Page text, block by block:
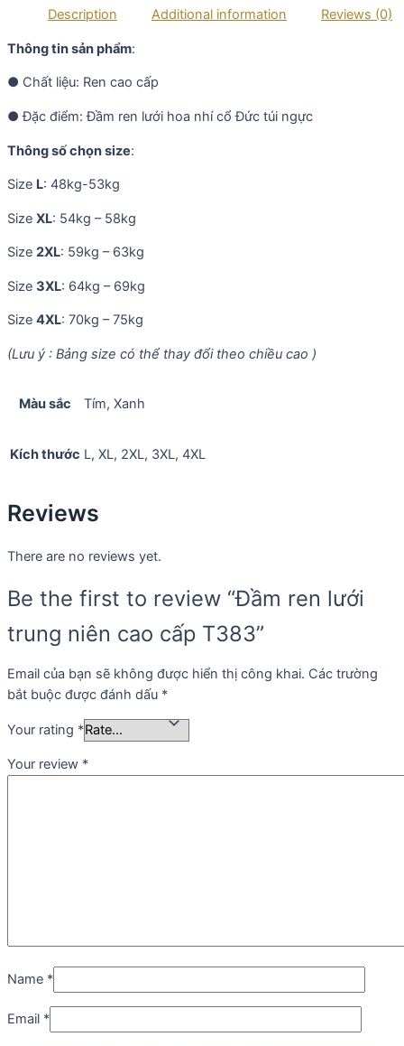
Description Additional information Reviews (0)
Thông tin sản phẩm:
● Chất liệu: Ren cao cấp
● Đặc điểm:Đầm ren lưới hoa nhí cổ Đức túi ngực
Thông số chọn size:
Size L: 48kg-53kg
Size XL: 54kg – 58kg
Size 2XL: 59kg – 63kg
Size 3XL: 64kg – 69kg
Size 4XL: 70kg – 75kg
(Lưu ý : Bảng size có thể thay đổi theo chiều cao )
Màu sắc Tím, Xanh
Kích thước L, XL, 2XL, 3XL, 4XL
Reviews
There are no reviews yet.
Be the first to review “Đầm ren lưới
trung niên cao cấp T383”
Email của bạn sẽ không được hiển thị công khai. Các trường
bắt buộc được đánh dấu *
Your rating *
Your review *
Name *
Email *